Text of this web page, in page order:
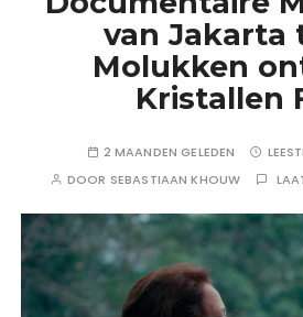
van Jakarta
Molukken
Kristallen
2 MAANDEN GELEDEN
DOOR SEBASTIAAN KHOUW